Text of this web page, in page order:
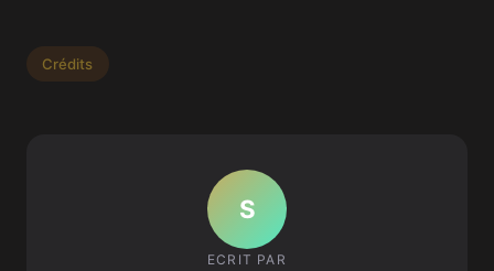
Crédits
S
ECRIT PAR